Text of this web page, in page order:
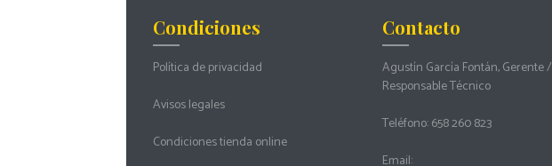
Condiciones
Política de privacidad
Avisos legales
Condiciones tienda online
Contacto
Agustín García Fontán, Gerente /
Responsable Técnico
Teléfono:658 260 823
Email: